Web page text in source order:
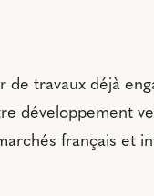
de travaux déjà
développement
français et